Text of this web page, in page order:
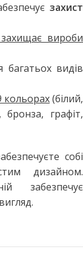
захист
вироби
багатьох видів
кольорах(білий,
графіт,
собі
дизайном.
забезпечує